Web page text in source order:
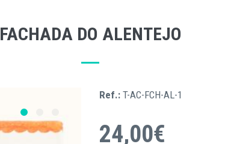
FACHADA DO ALENTEJO
Ref.: T-AC-FCH-AL-1
24,00€